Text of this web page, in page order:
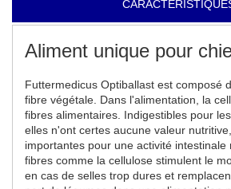
Aliment unique pour
Futtermedicus Optiballast est composé
fibre végétale. Dans l'alimentation, la
fibres alimentaires. Indigestibles pour
elles n'ont certes aucune valeur
importantes pour une activité intestinale
fibres comme la cellulose stimulent le
en cas de selles trop dures et